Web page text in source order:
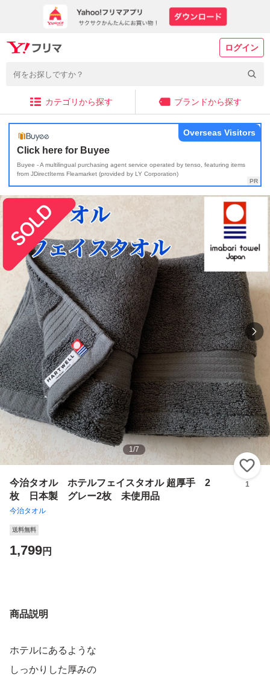
ログイン
カテゴリから探す ブランドから探す
Click here for Buyee
Buyee - A multilingual purchasing agent service operated by tenso, featuring items
from JDirectItems Fleamarket (provided by LY Corporation)
Overseas Visitors
1/7
今治タオル ホテルフェイスタオル 超厚手 2
枚 日本製 グレー2枚 未使用品
今治タオル
1
送料無料
1,799円
商品説明
ホテルにあるような
しっかりした厚みの